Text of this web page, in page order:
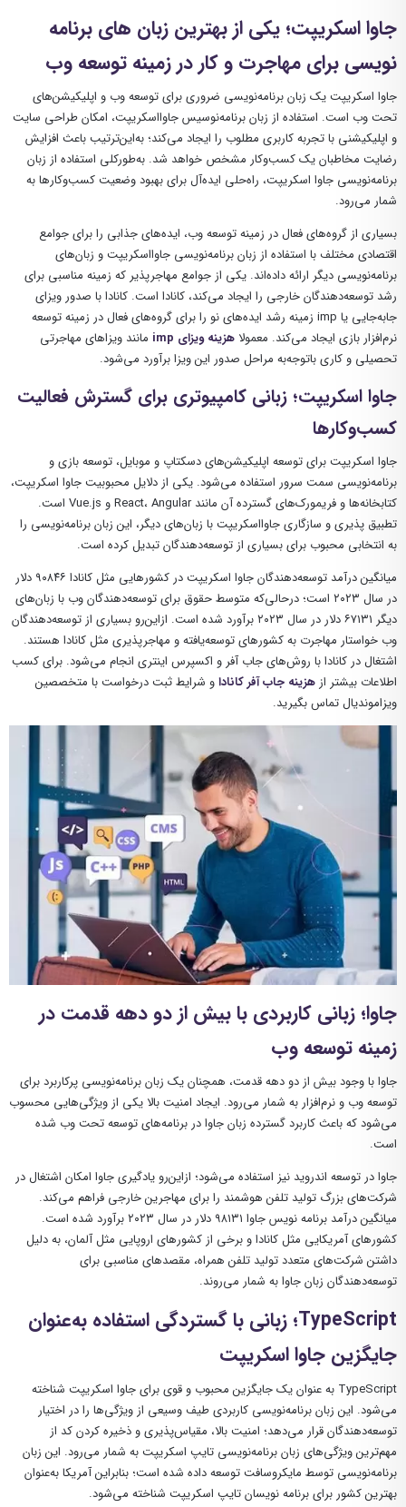
جاوا اسکریپت؛ یکی از بهترین زبان های برنامه
نویسی برای مهاجرت و کار در زمینه توسعه وب
جاوا اسکریپت یک زبان برنامه‌نویسی ضروری برای توسعه وب و اپلیکیشن‌های
تحت وب است. استفاده از زبان برنامه‌نوسیس جاوااسکریپت، امکان طراحی سایت
و اپلیکیشنی با تجربه کاربری مطلوب را ایجاد می‌کند؛ به‌این‌ترتیب باعث افزایش
رضایت مخاطبان یک کسب‌وکار مشخص خواهد شد. به‌طورکلی استفاده از زبان
برنامه‌نویسی جاوا اسکریپت، راه‌حلی ایده‌آل برای بهبود وضعیت کسب‌وکارها به
شمار می‌رود.
بسیاری از گروه‌های فعال در زمینه توسعه وب، ایده‌های جذابی را برای جوامع
اقتصادی مختلف با استفاده از زبان برنامه‌نویسی جاوااسکریپت و زبان‌های
برنامه‌نویسی دیگر ارائه داده‌اند. یکی از جوامع مهاجرپذیر که زمینه مناسبی برای
رشد توسعه‌دهندگان خارجی را ایجاد می‌کند، کانادا است. کانادا با صدور ویزای
جابه‌جایی یا imp زمینه رشد ایده‌های نو را برای گروه‌های فعال در زمینه توسعه
نرم‌افزار بازی ایجاد می‌کند. معمولا هزینه ویزای imp
مانند ویزاهای مهاجرتی
تحصیلی و کاری باتوجه‌به مراحل صدور این ویزا برآورد می‌شود.
جاوا اسکریپت؛ زبانی کامپیوتری برای گسترش فعالیت
کسب‌وکارها
جاوا اسکریپت برای توسعه اپلیکیشن‌های دسکتاپ و موبایل، توسعه بازی و
برنامه‌نویسی سمت سرور استفاده می‌شود. یکی از دلایل محبوبیت جاوا اسکریپت،
کتابخانه‌ها و فریمورک‌های گسترده آن مانند React، Angular و Vue.js است.
تطبیق پذیری و سازگاری جاوااسکریپت با زبان‌های دیگر، این زبان برنامه‌نویسی را
به انتخابی محبوب برای بسیاری از توسعه‌دهندگان تبدیل کرده است.
میانگین درآمد توسعه‌دهندگان جاوا اسکریپت در کشورهایی مثل کانادا ۹۰۸۴۶ دلار
در سال ۲۰۲۳ است؛ در‌حالی‌که متوسط ​​حقوق برای توسعه‌دهندگان وب با زبان‌های
دیگر ۶۷۱۳۱ دلار در سال ۲۰۲۳ برآورد شده است. ازاین‌رو بسیاری از توسعه‌دهندگان
وب خواستار مهاجرت به کشورهای توسعه‌‌یافته و مهاجرپذیری مثل کانادا هستند.
اشتغال در کانادا با روش‌های جاب آفر و اکسپرس اینتری انجام می‌شود. برای کسب
اطلاعات بیشتر از هزینه جاب آفر کاناداو شرایط ثبت درخواست با متخصصین
ویزاموندیال تماس بگیرید.
جاوا؛ زبانی کاربردی با بیش از دو دهه قدمت در
زمینه توسعه وب
جاوا با وجود بیش از دو دهه قدمت، همچنان یک زبان برنامه‌نویسی پرکاربرد برای
توسعه وب و نرم‌افزار به شمار می‌رود. ایجاد امنیت بالا یکی از ویژگی‌هایی محسوب
می‌شود که باعث کاربرد گسترده زبان جاوا در برنامه‌های توسعه تحت وب شده
است.
جاوا در توسعه اندروید نیز استفاده می‌شود؛ ازاین‌ر‌و یادگیری جاوا امکان اشتغال در
شرکت‌های بزرگ تولید تلفن هوشمند را برای مهاجرین خارجی فراهم می‌کند.
میانگین درآمد برنامه نویس جاوا ۹۸۱۳۱ دلار در سال ۲۰۲۳ برآورد شده است.
کشورهای آمریکایی مثل کانادا و برخی از کشورهای اروپایی مثل آلمان، به دلیل
داشتن شرکت‌های متعدد تولید تلفن همراه، مقصدهای مناسبی برای
توسعه‌دهندگان زبان جاوا به شمار می‌روند.
TypeScript؛ زبانی با گستردگی استفاده به‌عنوان
جایگزین جاوا اسکریپت
TypeScript به عنوان یک جایگزین محبوب و قوی برای جاوا اسکریپت شناخته
می‌شود. این زبان برنامه‌نویسی کاربردی طیف وسیعی از ویژگی‌ها را در اختیار
توسعه‌دهندگان قرار می‌دهد؛ امنیت بالا، مقیاس‌پذیری و ذخیره کردن کد از
مهم‌ترین ویژگی‌های زبان برنامه‌نویسی تایپ‌ اسکریپت به شمار می‌رود. این زبان
برنامه‌نویسی توسط مایکروسافت توسعه داده شده است؛ بنابراین آمریکا به‌عنوان
بهترین کشور برای برنامه نویسان تایپ اسکریپت شناخته می‌شود.